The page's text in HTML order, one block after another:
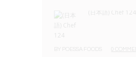
(日本語) Chef 124